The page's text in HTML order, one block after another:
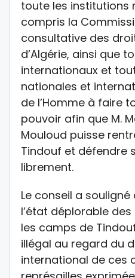
toute les
compris la
consultative des
d’Algérie, ainsi que
internationaux et
nationales et
de l’Homme à faire
pouvoir afin que M.
Mouloud puisse
Tindouf et défendre
librement.
Le conseil a souligné
l’état déplorable
les camps de
illégal au regard du
international de ces